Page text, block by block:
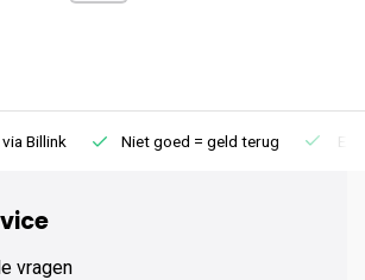
Billink Niet goed = geld terug
vragen